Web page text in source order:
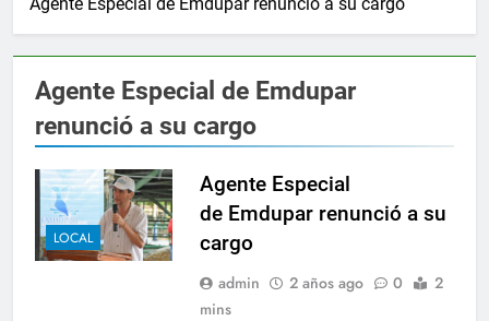
de Camilo Namén a sus 80 años
2
internacional para el combate de incendios en Colombia
lo último de Berosca y Jesús Vides Con
destituyó docente que abusó sexualmente de niña de 13
Orozco fortalece su gobierno
1 Hora
hará posible la Universidad en Agustín Codazzi
Agente Especial de Emdupar
renunció a su cargo
LOCAL
Agente Especial
de Emdupar renunció a su
cargo
admin 2 años ago 0
2
mins